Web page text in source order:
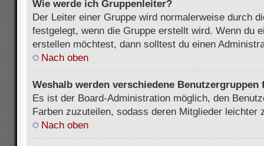
Wie werde ich Gruppenleiter?
Der Leiter einer Gruppe wird normalerweise durch
festgelegt, wenn die Gruppe erstellt wird. Wenn du
erstellen möchtest, dann solltest du einen
Nach oben
Weshalb werden verschiedene
Es ist der Board-Administration möglich, den
Farben zuzuteilen, sodass deren Mitglieder leichter
Nach oben